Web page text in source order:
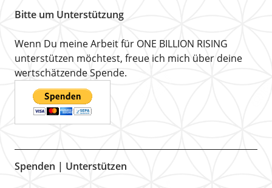
Bitte um Unterstützung
Wenn Du meine Arbeit für ONE BILLION RISING
unterstützen möchtest, freue ich mich über deine
wertschätzende Spende.
Spenden | Unterstützen